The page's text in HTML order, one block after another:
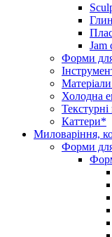
Jam
Форми
Холодна
Каттери*
Миловаріння,
Форми